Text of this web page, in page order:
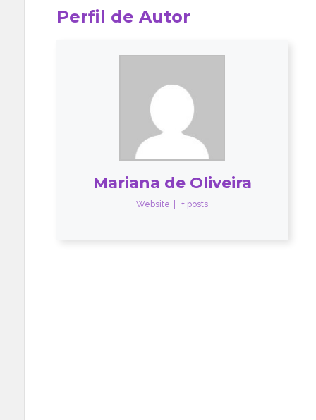
Perfil de Autor
Mariana de Oliveira
Website + posts